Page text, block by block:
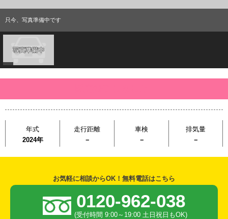
只今、写真準備中です
年式
2024年
走行距離
－
車検
－
排気量
－
お気軽に相談からOK！無料電話はこちら
0120-962-038
(受付時間 9:00～19:00 土日祝日もOK)